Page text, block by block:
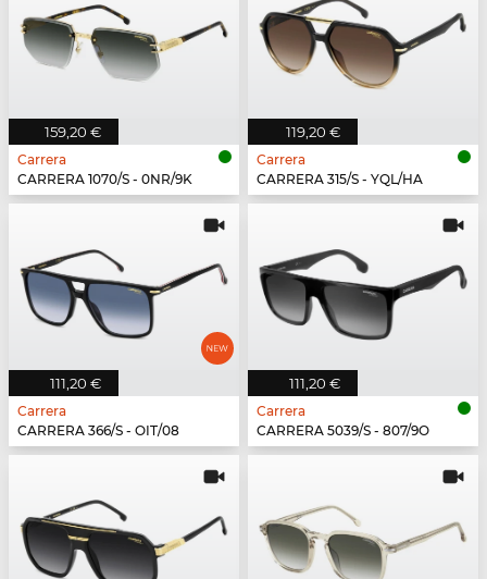
159,20 €
Carrera
CARRERA 1070/S - 0NR/9K
119,20 €
Carrera
CARRERA 315/S - YQL/HA
111,20 €
Carrera
CARRERA 366/S - OIT/08
111,20 €
Carrera
CARRERA 5039/S - 807/9O